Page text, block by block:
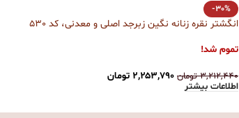
-30%
انگشتر نقره زنانه نگین زبرجد اصلی و معدنی، کد 530
تموم شد!
۳,۲۱۲,۴۴۰ تومان ۲,۲۵۳,۷۹۰ تومان
اطلاعات بیشتر